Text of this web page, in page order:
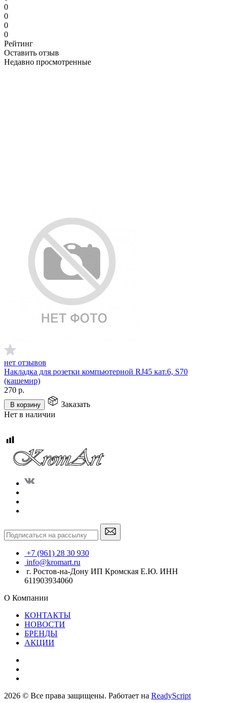
0
0
0
0
Рейтинг
Оставить отзыв
Недавно просмотренные
нет отзывов
Накладка для розетки компьютерной RJ45 кат.6, S70
(кашемир)
270 р.
В корзину
Заказать
Нет в наличии
+7 (961) 28 30 930
info@kromart.ru
г. Ростов-на-Дону ИП Кромская Е.Ю. ИНН
611903934060
О Компании
КОНТАКТЫ
НОВОСТИ
БРЕНДЫ
АКЦИИ
2026 © Все права защищены. Работает на ReadyScript